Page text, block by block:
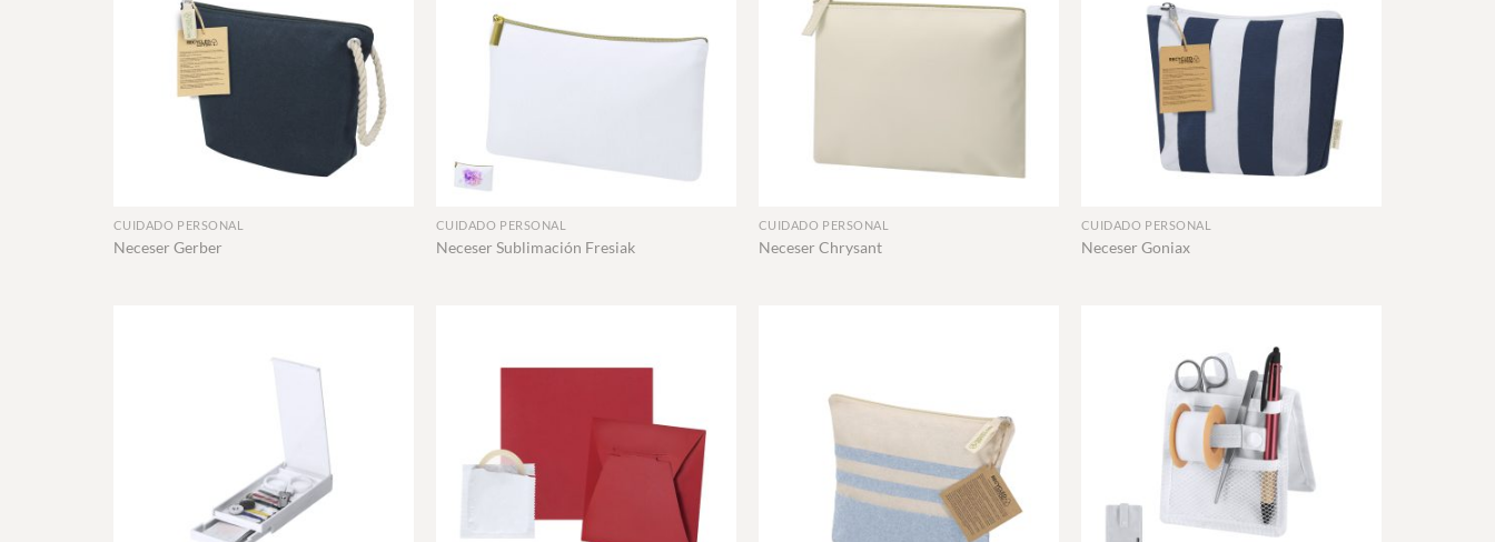
CUIDADO PERSONAL
Neceser Gerber
+
CUIDADO PERSONAL
Neceser Sublimación Fresiak
CUIDADO PERSONAL
Neceser Chrysant
CUIDADO PERSONAL
Neceser Goniax